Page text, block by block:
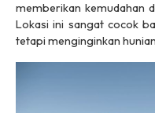
memberikan kemudahan
Lokasi ini sangat cocok
tetapi menginginkan